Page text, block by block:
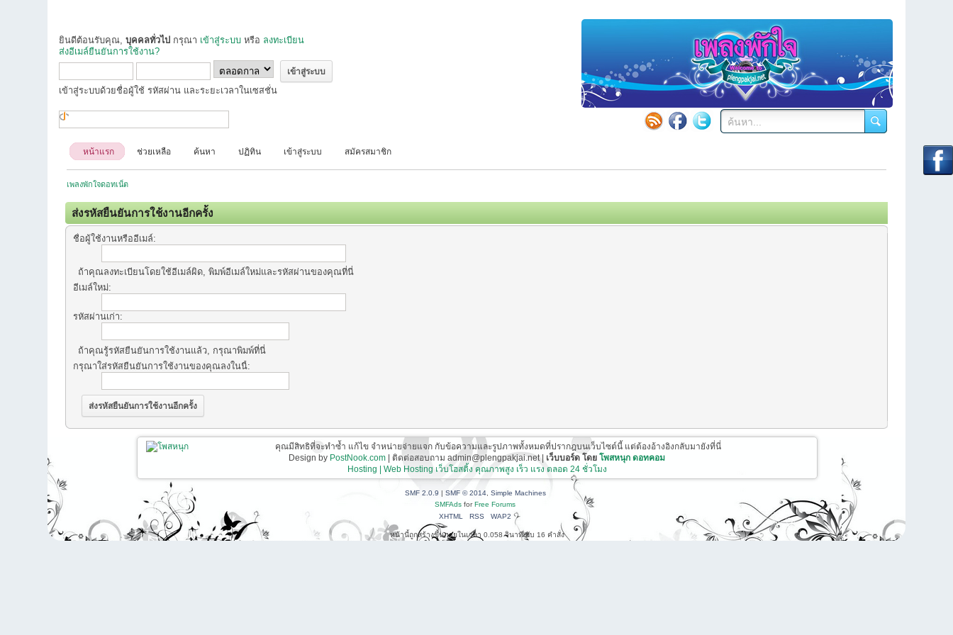
ยินดีต้อนรับคุณ,บุคคลทั่วไป กรุณา เข้าสู่ระบบ หรือ ลงทะเบียน
ส่งอีเมล์ยืนยันการใช้งาน?
เข้าสู่ระบบด้วยชื่อผู้ใช้ รหัสผ่าน และระยะเวลาในเซสชั่น
หน้าแรก ช่วยเหลือ ค้นหา ปฏิทิน เข้าสู่ระบบ สมัครสมาชิก
เพลงพักใจดอทเน็ต
ส่งรหัสยืนยันการใช้งานอีกครั้ง
ชื่อผู้ใช้งานหรืออีเมล์:
ถ้าคุณลงทะเบียนโดยใช้อีเมล์ผิด, พิมพ์อีเมล์ใหม่และรหัสผ่านของคุณที่นี่
อีเมล์ใหม่:
รหัสผ่านเก่า:
ถ้าคุณรู้รหัสยืนยันการใช้งานแล้ว, กรุณาพิมพ์ที่นี่
กรุณาใส่รหัสยืนยันการใช้งานของคุณลงในนี้:
คุณมีสิทธิที่จะทำซ้ำ แก้ไข จำหน่ายจ่ายแจก กับข้อความและรูปภาพทั้งหมดที่ปรากฎบนเว็บไซต์นี้ แต่ต้องอ้างอิงกลับมายังที่นี่
Design by PostNook.com | ติดต่อสอบถาม admin@plengpakjai.net | เว็บบอร์ด โดย โพสหนุก ดอทคอม
Hosting | Web Hosting เว็บโฮสติ้ง คุณภาพสูง เร็ว แรง ตลอด 24 ชั่วโมง
SMF 2.0.9 | SMF © 2014, Simple Machines
SMFAds forFree Forums
XHTML
RSS WAP2
หน้านี้ถูกสร้างขึ้นภายในเวลา 0.058 วินาที กับ 16 คำสั่ง